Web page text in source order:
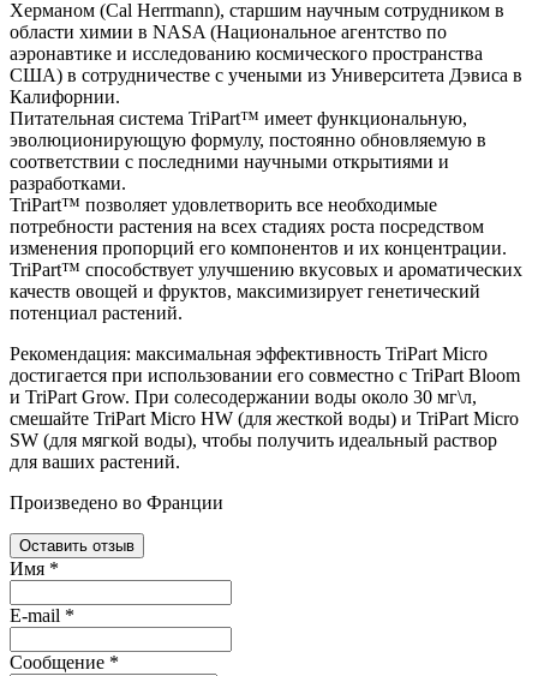
Херманом (Cal Herrmann), старшим научным сотрудником в
области химии в NASA (Национальное агентство по
аэронавтике и исследованию космического пространства
США) в сотрудничестве с учеными из Университета Дэвиса в
Калифорнии.
Питательная система TriPart™ имеет функциональную,
эволюционирующую формулу, постоянно обновляемую в
соответствии с последними научными открытиями и
разработками.
TriPart™ позволяет удовлетворить все необходимые
потребности растения на всех стадиях роста посредством
изменения пропорций его компонентов и их концентрации.
TriPart™ способствует улучшению вкусовых и ароматических
качеств овощей и фруктов, максимизирует генетический
потенциал растений.
Рекомендация: максимальная эффективность TriPart Micro
достигается при использовании его совместно с TriPart Bloom
и TriPart Grow. При солесодержании воды около 30 мг\л,
смешайте TriPart Micro HW (для жесткой воды) и TriPart Micro
SW (для мягкой воды), чтобы получить идеальный раствор
для ваших растений.
Произведено во Франции
Оставить отзыв
Имя *
E-mail *
Сообщение *